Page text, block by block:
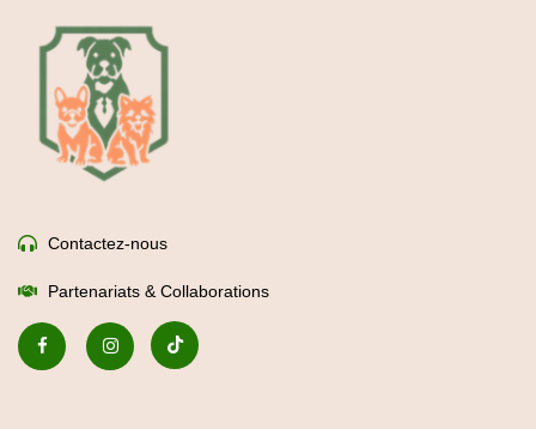
Contactez-nous
Partenariats & Collaborations